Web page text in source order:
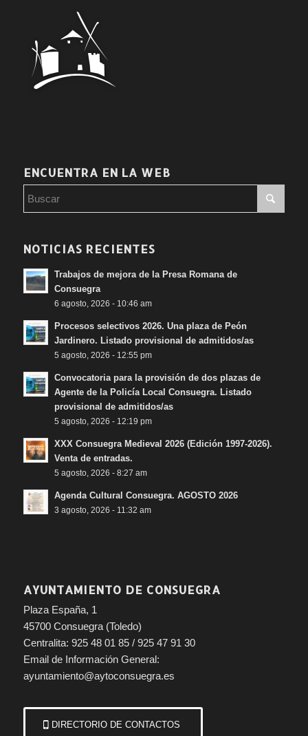
ENCUENTRA EN LA WEB
NOTICIAS RECIENTES
Trabajos de mejora de la Presa Romana de
Consuegra
6 agosto, 2026 - 10:46 am
Procesos selectivos 2026. Una plaza de Peón
Jardinero. Listado provisional de admitidos/as
5 agosto, 2026 - 12:55 pm
Convocatoria para la provisión de dos plazas de
Agente de la Policía Local Consuegra. Listado
provisional de admitidos/as
5 agosto, 2026 - 12:19 pm
XXX Consuegra Medieval 2026 (Edición 1997-2026).
Venta de entradas.
5 agosto, 2026 - 8:27 am
Agenda Cultural Consuegra. AGOSTO 2026
3 agosto, 2026 - 11:32 am
AYUNTAMIENTO DE CONSUEGRA
Plaza España, 1
45700 Consuegra (Toledo)
Centralita: 925 48 01 85 / 925 47 91 30
Email de Información General:
ayuntamiento@aytoconsuegra.es
DIRECTORIO DE CONTACTOS